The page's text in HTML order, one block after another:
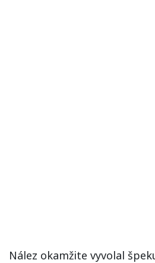
Nález okamžite vyvolal